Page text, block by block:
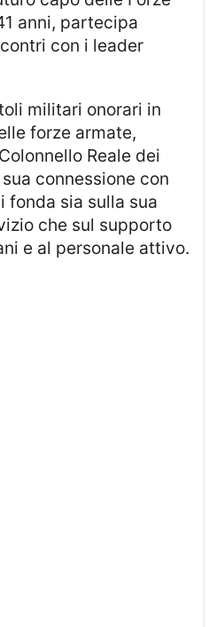
anni, partecipa
con i leader
forze armate,
Reale dei
connessione con
fonda sia sulla sua
che sul supporto
e al personale attivo.